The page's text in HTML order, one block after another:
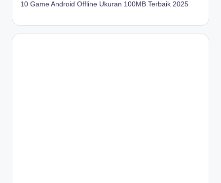
10 Game Android Offline Ukuran 100MB Terbaik 2025